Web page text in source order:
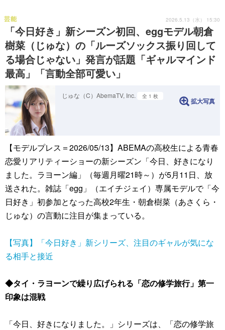
「今日好き」新シーズン初回、eggモデル朝倉
樹菜（じゅな）の「ルーズソックス振り回して
る場合じゃない」発言が話題「ギャルマインド
最高」「言動全部可愛い」
芸能 2026.5.13（水） 15:30
じゅな（C）AbemaTV, Inc. 全 1 枚
拡大写真
【モデルプレス＝2026/05/13】ABEMAの高校生による青春
恋愛リアリティーショーの新シーズン「今日、好きになり
ました。ラヨーン編」（毎週月曜21時～）が5月11日、放
送された。雑誌「egg」（エイチジェイ）専属モデルで「今
日好き」初参加となった高校2年生・朝倉樹菜（あさくら・
じゅな）の言動に注目が集まっている。
【写真】「今日好き」新シリーズ、注目のギャルが気にな
る相手と接近
◆タイ・ラヨーンで繰り広げられる「恋の修学旅行」第一
印象は混戦
「今日、好きになりました。」シリーズは、「恋の修学旅